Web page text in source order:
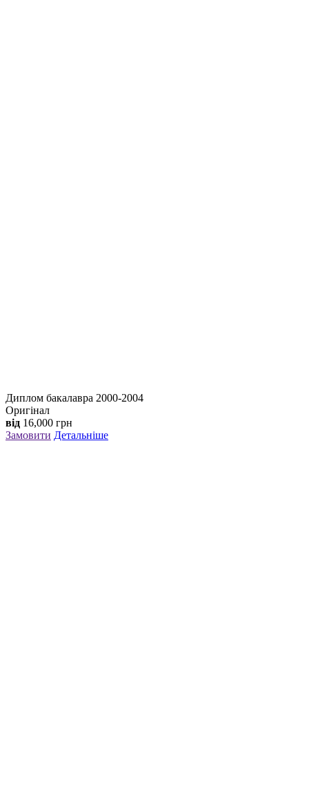
Диплом бакалавра 2000-2004
Оригінал
від 16,000 грн
Замовити Детальніше